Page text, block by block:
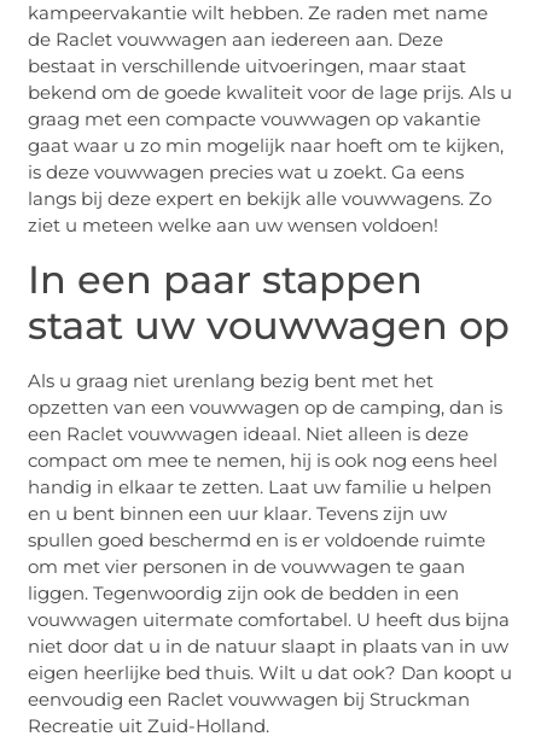
kampeervakantie wilt hebben. Ze raden met name
de Raclet vouwwagen aan iedereen aan. Deze
bestaat in verschillende uitvoeringen, maar staat
bekend om de goede kwaliteit voor de lage prijs. Als u
graag met een compacte vouwwagen op vakantie
gaat waar u zo min mogelijk naar hoeft om te kijken,
is deze vouwwagen precies wat u zoekt. Ga eens
langs bij deze expert en bekijk alle vouwwagens. Zo
ziet u meteen welke aan uw wensen voldoen!
In een paar stappen
staat uw vouwwagen op
Als u graag niet urenlang bezig bent met het
opzetten van een vouwwagen op de camping, dan is
een Raclet vouwwagen ideaal. Niet alleen is deze
compact om mee te nemen, hij is ook nog eens heel
handig in elkaar te zetten. Laat uw familie u helpen
en u bent binnen een uur klaar. Tevens zijn uw
spullen goed beschermd en is er voldoende ruimte
om met vier personen in de vouwwagen te gaan
liggen. Tegenwoordig zijn ook de bedden in een
vouwwagen uitermate comfortabel. U heeft dus bijna
niet door dat u in de natuur slaapt in plaats van in uw
eigen heerlijke bed thuis. Wilt u dat ook? Dan koopt u
eenvoudig een Raclet vouwwagen bij Struckman
Recreatie uit Zuid-Holland.